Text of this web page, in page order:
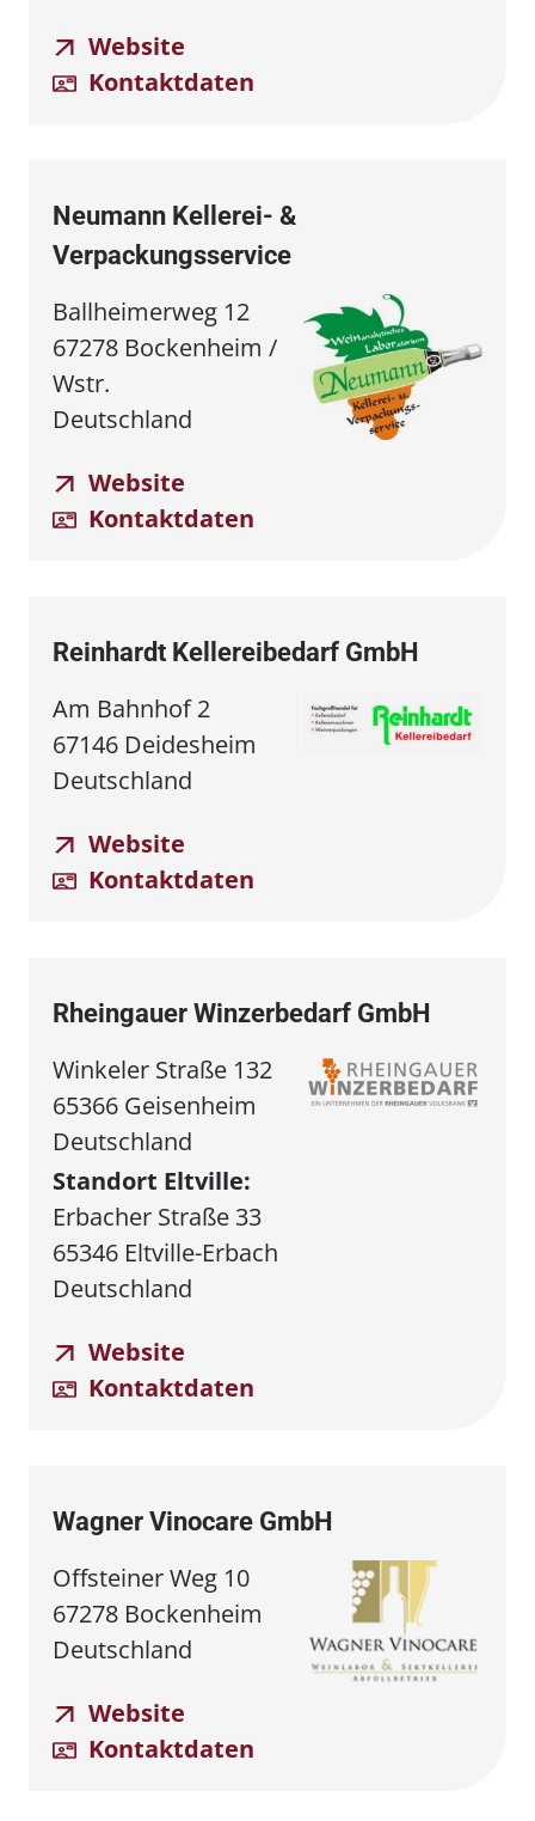
Website
Kontaktdaten
Neumann Kellerei- &
Verpackungsservice
Ballheimerweg 12
67278 Bockenheim /
Wstr.
Deutschland
Website
Kontaktdaten
Reinhardt Kellereibedarf GmbH
Am Bahnhof 2
67146 Deidesheim
Deutschland
Website
Kontaktdaten
Rheingauer Winzerbedarf GmbH
Winkeler Straße 132
65366 Geisenheim
Deutschland
Standort Eltville:
Erbacher Straße 33
65346 Eltville-Erbach
Deutschland
Website
Kontaktdaten
Wagner Vinocare GmbH
Offsteiner Weg 10
67278 Bockenheim
Deutschland
Website
Kontaktdaten